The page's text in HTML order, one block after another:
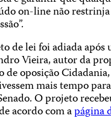
on-line não
de lei foi adiada após
Vieira, autor da
oposição
mais tempo
O projeto
acordo com apágina